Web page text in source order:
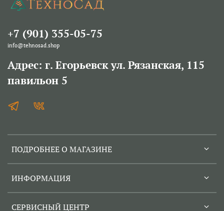
ПОДРОБНЕЕ О МАГАЗИНЕ
ИНФОРМАЦИЯ
СЕРВИСНЫЙ ЦЕНТР
+7 (901) 355-05-75
info@tehnosad.shop
Адрес: г. Егорьевск ул. Рязанская, 115
павильон 5